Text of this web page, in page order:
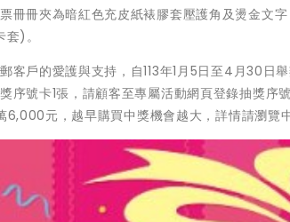
冊冊夾為暗紅色充皮紙裱膠套壓護角及燙金文
)。
客戶的愛護與支持，自113年1月5日至4月30日
序號卡1張，請顧客至專屬活動網頁登錄抽獎
6,000元，越早購買中獎機會越大，詳情請瀏覽